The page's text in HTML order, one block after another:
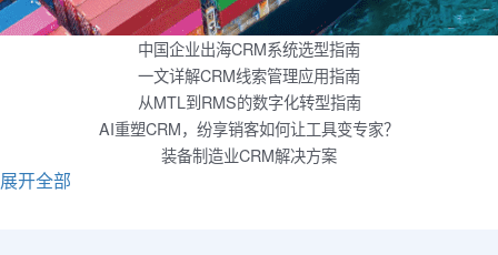
中国企业出海CRM系统选型指南
一文详解CRM线索管理应用指南
从MTL到RMS的数字化转型指南
AI重塑CRM，纷享销客如何让工具变专家？
装备制造业CRM解决方案
展开全部